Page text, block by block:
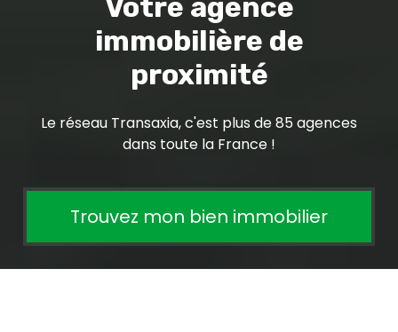
Votre agence
immobilière de
proximité
Le réseau Transaxia, c'est plus de 85 agences
dans toute la France !
Trouvez mon bien immobilier